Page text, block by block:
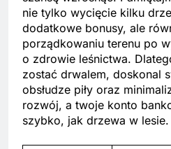
nie tylko wycięcie kilku
dodatkowe bonusy, ale
porządkowaniu terenu po
o zdrowie leśnictwa.
zostać drwalem, doskonal
obsłudze piły oraz
rozwój, a twoje konto
szybko, jak drzewa w lesie.